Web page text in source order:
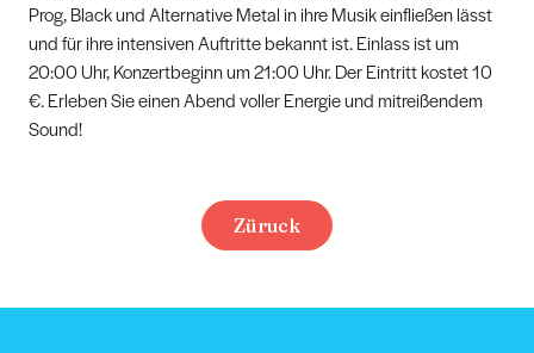
Prog, Black und Alternative Metal in ihre Musik einfließen lässt
und für ihre intensiven Auftritte bekannt ist. Einlass ist um
20:00 Uhr, Konzertbeginn um 21:00 Uhr. Der Eintritt kostet 10
€. Erleben Sie einen Abend voller Energie und mitreißendem
Sound!
Züruck